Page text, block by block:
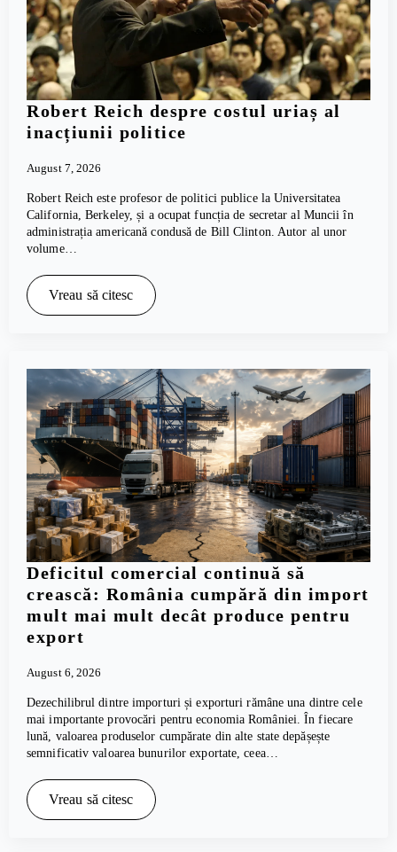
Robert Reich despre costul uriaș al
inacțiunii politice
August 7, 2026
Robert Reich este profesor de politici publice la Universitatea
California, Berkeley, și a ocupat funcția de secretar al Muncii în
administrația americană condusă de Bill Clinton. Autor al unor
volume…
Vreau să citesc
Deficitul comercial continuă să
crească: România cumpără din import
mult mai mult decât produce pentru
export
August 6, 2026
Dezechilibrul dintre importuri și exporturi rămâne una dintre cele
mai importante provocări pentru economia României. În fiecare
lună, valoarea produselor cumpărate din alte state depășește
semnificativ valoarea bunurilor exportate, ceea…
Vreau să citesc